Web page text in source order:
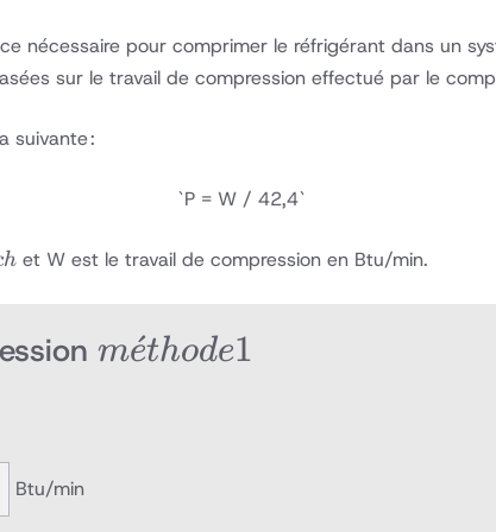
nécessaire pour comprimer le réfrigérant dans un
sur le travail de compression effectué par le
suivante :
`P = W / 42,4`
h et W est le travail de compression en Btu/min.
méthode
me
ˊthode1
Btu/min